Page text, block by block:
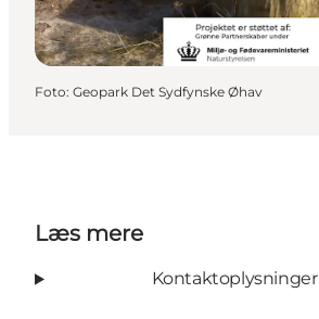
Foto: Geopark Det Sydfynske Øhav
Læs mere
Kontaktoplysninger